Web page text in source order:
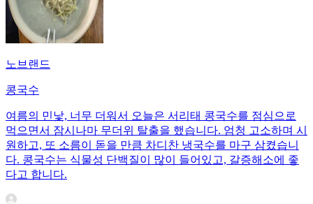
노브랜드
콩국수
여름의 민낯, 너무 더워서 오늘은 서리태 콩국수를 점심으로
먹으면서 잠시나마 무더위 탈출을 했습니다. 엄청 고소하며 시
원하고, 또 소름이 돋을 만큼 차디찬 냉국수를 마구 삼켰습니
다. 콩국수는 식물성 단백질이 많이 들어있고, 갈증해소에 좋
다고 합니다.